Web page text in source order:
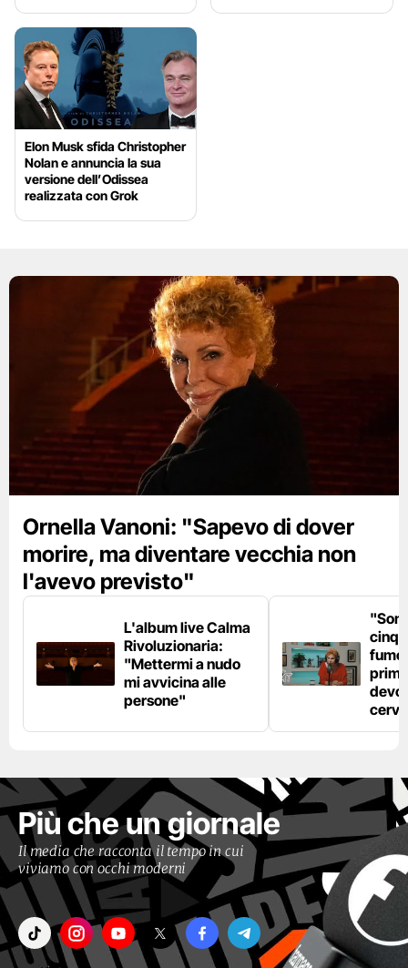
Elon Musk sfida Christopher
Nolan e annuncia la sua
versione dell’Odissea
realizzata con Grok
Ornella Vanoni: "Sapevo di dover
morire, ma diventare vecchia non
l'avevo previsto"
L'album live Calma
Rivoluzionaria:
"Mettermi a nudo
mi avvicina alle
persone"
fumo
devo
Più che un giornale
Il media che racconta il tempo in cui
viviamo con occhi moderni